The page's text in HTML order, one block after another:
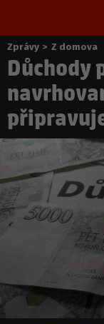
Nacházíte
se
zde:
Zprávy > Z domova
Důchody